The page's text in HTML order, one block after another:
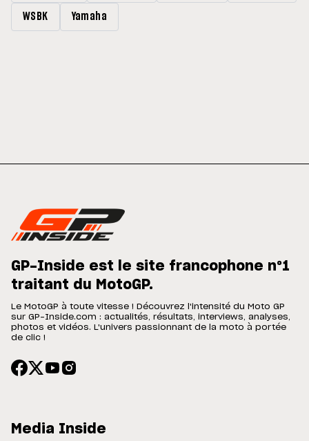
WSBK Yamaha
GP-Inside est le site francophone n°1
traitant du MotoGP.
Le MotoGP à toute vitesse ! Découvrez l'intensité du Moto GP
sur GP-Inside.com : actualités, résultats, interviews, analyses,
photos et vidéos. L'univers passionnant de la moto à portée
de clic !
Media Inside